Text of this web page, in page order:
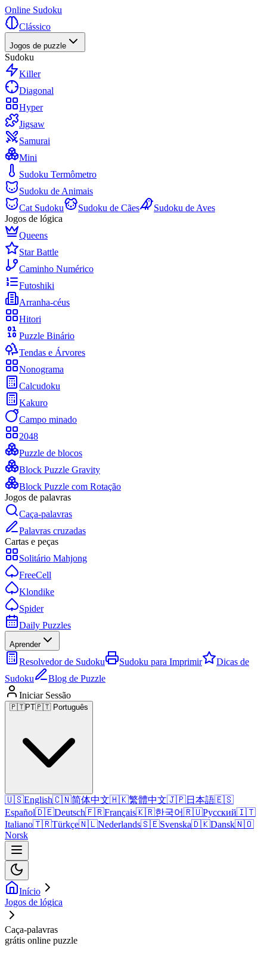
Online Sudoku
Clássico
Jogos de puzzle
Sudoku
Killer
Diagonal
Hyper
Jigsaw
Samurai
Mini
Sudoku Termômetro
Sudoku de Animais
Cat Sudoku
Sudoku de Cães
Sudoku de Aves
Jogos de lógica
Queens
Star Battle
Caminho Numérico
Futoshiki
Arranha-céus
Hitori
Puzzle Binário
Tendas e Árvores
Nonograma
Calcudoku
Kakuro
Campo minado
2048
Puzzle de blocos
Block Puzzle Gravity
Block Puzzle com Rotação
Jogos de palavras
Caça-palavras
Palavras cruzadas
Cartas e peças
Solitário Mahjong
FreeCell
Klondike
Spider
Daily Puzzles
Aprender
Resolvedor de Sudoku Sudoku para Imprimir
Dicas de
Sudoku
Blog de Puzzle
Iniciar Sessão
🇵🇹PT🇵🇹 Português
🇺🇸English🇨🇳简体中文🇭🇰繁體中文🇯🇵日本語🇪🇸
Español🇩🇪Deutsch🇫🇷Français🇰🇷한국어🇷🇺Русский🇮🇹
Italiano🇹🇷Türkçe🇳🇱Nederlands🇸🇪Svenska🇩🇰Dansk🇳🇴
Norsk
Início
Jogos de lógica
Caça-palavras
grátis online puzzle